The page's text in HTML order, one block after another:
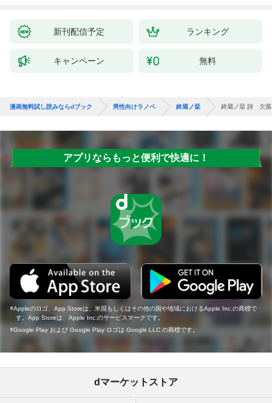
新刊配信予定 ランキング
キャンペーン 無料
漫画無料試し読みならdブック 男性向けラノベ 終焉ノ栞 終焉ノ栞 詩 欠落
アプリならもっと便利で快適に！
Appleのロゴ、App Storeは、米国もしくはその他の国や地域におけるApple Inc.の商標で
す。App Storeは、Apple Inc.のサービスマークです。
Google Play および Google Play ロゴは Google LLC の商標です。
dマーケットストア